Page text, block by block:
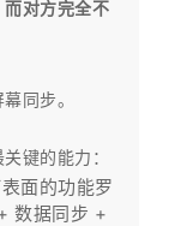
对方完全不
同步。
键的能力：
面的功能罗
数据同步 +